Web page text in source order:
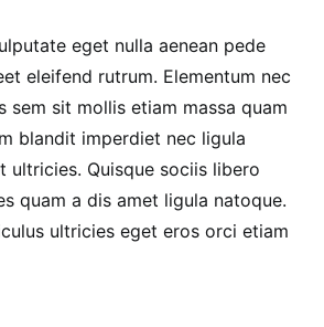
eget nulla aenean pede
eleifend rutrum. Elementum nec
sem sit mollis etiam massa quam
blandit imperdiet nec ligula
ultricies. Quisque sociis libero
quam a dis amet ligula natoque.
ultricies eget eros orci etiam